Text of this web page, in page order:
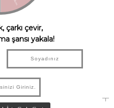
USB kablosu ile birlikte